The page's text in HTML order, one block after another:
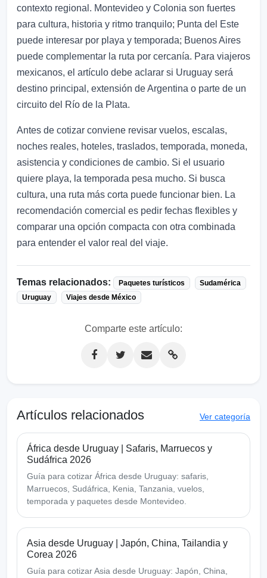
contexto regional. Montevideo y Colonia son fuertes
para cultura, historia y ritmo tranquilo; Punta del Este
puede interesar por playa y temporada; Buenos Aires
puede complementar la ruta por cercanía. Para viajeros
mexicanos, el artículo debe aclarar si Uruguay será
destino principal, extensión de Argentina o parte de un
circuito del Río de la Plata.
Antes de cotizar conviene revisar vuelos, escalas,
noches reales, hoteles, traslados, temporada, moneda,
asistencia y condiciones de cambio. Si el usuario
quiere playa, la temporada pesa mucho. Si busca
cultura, una ruta más corta puede funcionar bien. La
recomendación comercial es pedir fechas flexibles y
comparar una opción compacta con otra combinada
para entender el valor real del viaje.
Temas relacionados: Paquetes turísticos
Sudamérica
Uruguay
Viajes desde México
Comparte este artículo:
Artículos relacionados Ver categoría
África desde Uruguay | Safaris, Marruecos y
Sudáfrica 2026
Guía para cotizar África desde Uruguay: safaris,
Marruecos, Sudáfrica, Kenia, Tanzania, vuelos,
temporada y paquetes desde Montevideo.
Asia desde Uruguay | Japón, China, Tailandia y
Corea 2026
Guía para cotizar Asia desde Uruguay: Japón, China,